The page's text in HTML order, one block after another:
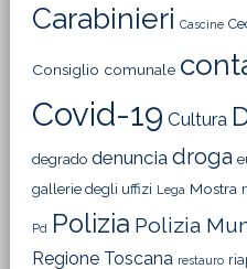
Carabinieri Cascine
Consiglio comunale
Covid-19 Cultura
degrado denuncia droga
gallerie degli uffizi Lega Mostra
Pd Polizia Polizia
Regione Toscana restauro